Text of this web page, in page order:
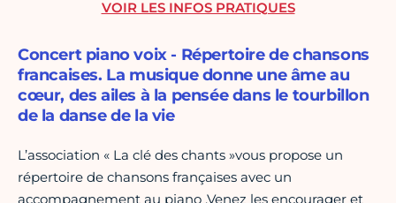
Concert piano voix - Répertoire de chansons
francaises. La musique donne une âme au
cœur, des ailes à la pensée dans le tourbillon
de la danse de la vie
L’association « La clé des chants »vous propose un
répertoire de chansons françaises avec un
accompagnement au piano .Venez les encourager et
VOIR LES INFOS PRATIQUES